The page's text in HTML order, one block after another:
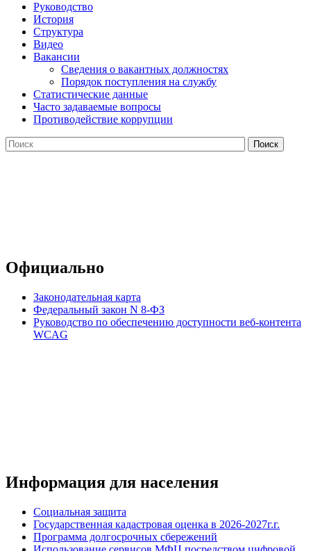
Руководство
История
Структура
Видео
Вакансии
Сведения о вакантных должностях
Порядок поступления на службу
Статистические данные
Часто задаваемые вопросы
Противодействие коррупции
Официально
Законодательная карта
Федеральный закон N 8-ФЗ
Руководство по обеспечению доступности веб-контента
WCAG
Информация для населения
Социальная защита
Государственная кадастровая оценка в 2026-2027г.г.
Программа долгосрочных сбережений